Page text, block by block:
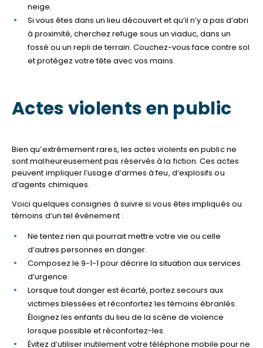
neige.
Si vous êtes dans un lieu découvert et qu’il n’y a pas d’abri
à proximité, cherchez refuge sous un viaduc, dans un
fossé ou un repli de terrain. Couchez-vous face contre sol
et protégez votre tête avec vos mains.
Actes violents en public
Bien qu’extrêmement rares, les actes violents en public ne
sont malheureusement pas réservés à la fiction. Ces actes
peuvent impliquer l’usage d’armes à feu, d’explosifs ou
d’agents chimiques.
Voici quelques consignes à suivre si vous êtes impliqués ou
témoins d’un tel événement :
Ne tentez rien qui pourrait mettre votre vie ou celle
d’autres personnes en danger.
Composez le 9-1-1 pour décrire la situation aux services
d’urgence.
Lorsque tout danger est écarté, portez secours aux
victimes blessées et réconfortez les témoins ébranlés.
Éloignez les enfants du lieu de la scène de violence
lorsque possible et réconfortez-les.
Évitez d’utiliser inutilement votre téléphone mobile pour ne